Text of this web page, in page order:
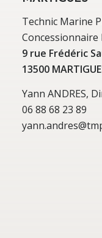
Technic Marine
Concessionnaire
9 rue Frédéric
13500
Yann ANDRES,
06 88 68 23 89